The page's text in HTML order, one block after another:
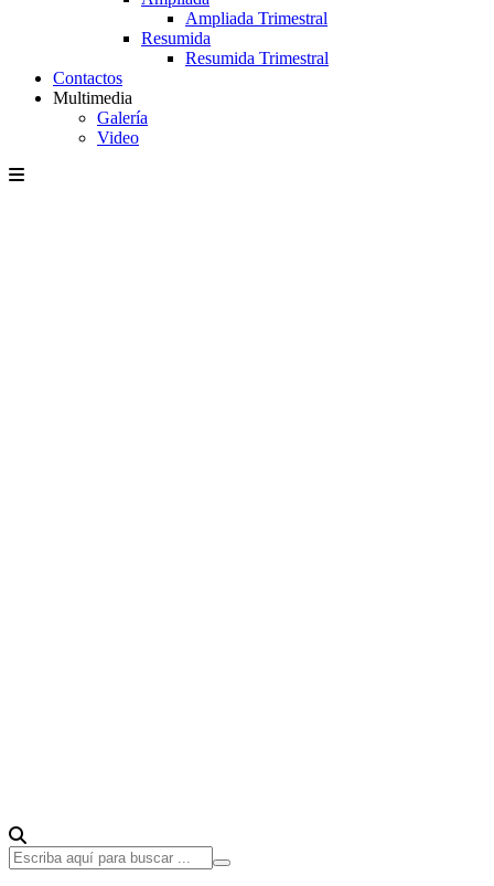
Ampliada Trimestral
Resumida
Resumida Trimestral
Contactos
Multimedia
Galería
Video